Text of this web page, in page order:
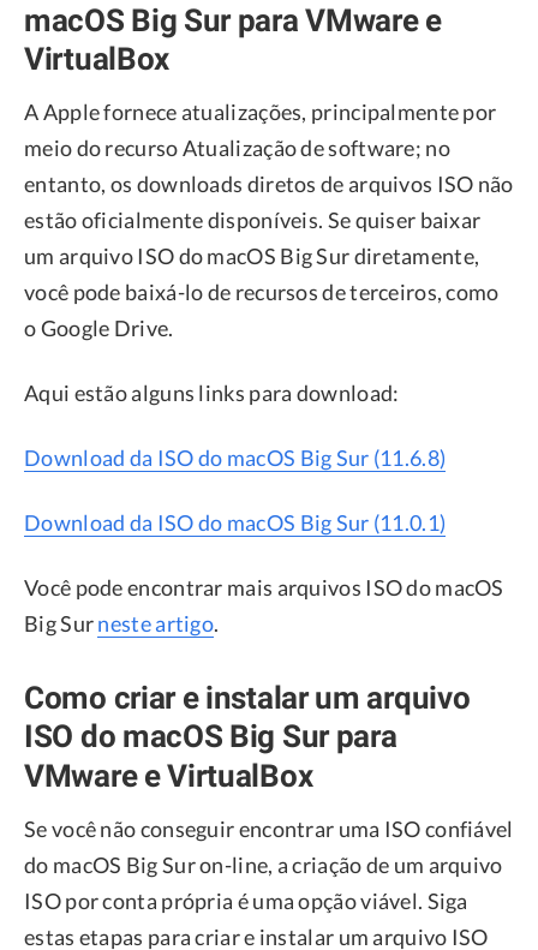
macOS Big Sur para VMware e
VirtualBox
A Apple fornece atualizações, principalmente por
meio do recurso Atualização de software; no
entanto, os downloads diretos de arquivos ISO não
estão oficialmente disponíveis. Se quiser baixar
um arquivo ISO do macOS Big Sur diretamente,
você pode baixá-lo de recursos de terceiros, como
o Google Drive.
Aqui estão alguns links para download:
Download da ISO do macOS Big Sur (11.6.8)
Download da ISO do macOS Big Sur (11.0.1)
Você pode encontrar mais arquivos ISO do macOS
Big Surneste artigo.
Como criar e instalar um arquivo
ISO do macOS Big Sur para
VMware e VirtualBox
Se você não conseguir encontrar uma ISO confiável
do macOS Big Sur on-line, a criação de um arquivo
ISO por conta própria é uma opção viável. Siga
estas etapas para criar e instalar um arquivo ISO